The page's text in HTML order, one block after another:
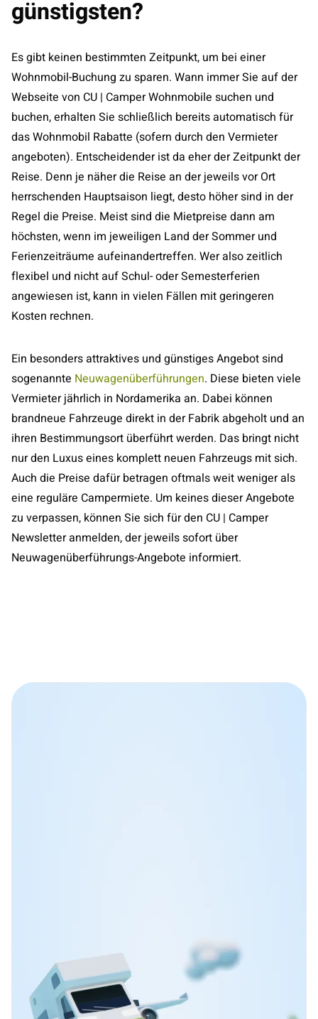
günstigsten?
Es gibt keinen bestimmten Zeitpunkt, um bei einer
Wohnmobil-Buchung zu sparen. Wann immer Sie auf der
Webseite von CU | Camper Wohnmobile suchen und
buchen, erhalten Sie schließlich bereits automatisch für
das Wohnmobil Rabatte (sofern durch den Vermieter
angeboten). Entscheidender ist da eher der Zeitpunkt der
Reise. Denn je näher die Reise an der jeweils vor Ort
herrschenden Hauptsaison liegt, desto höher sind in der
Regel die Preise. Meist sind die Mietpreise dann am
höchsten, wenn im jeweiligen Land der Sommer und
Ferienzeiträume aufeinandertreffen. Wer also zeitlich
flexibel und nicht auf Schul- oder Semesterferien
angewiesen ist, kann in vielen Fällen mit geringeren
Kosten rechnen.
Ein besonders attraktives und günstiges Angebot sind
sogenannte Neuwagenüberführungen. Diese bieten viele
Vermieter jährlich in Nordamerika an. Dabei können
brandneue Fahrzeuge direkt in der Fabrik abgeholt und an
ihren Bestimmungsort überführt werden. Das bringt nicht
nur den Luxus eines komplett neuen Fahrzeugs mit sich.
Auch die Preise dafür betragen oftmals weit weniger als
eine reguläre Campermiete. Um keines dieser Angebote
zu verpassen, können Sie sich für den CU | Camper
Newsletter anmelden, der jeweils sofort über
Neuwagenüberführungs-Angebote informiert.